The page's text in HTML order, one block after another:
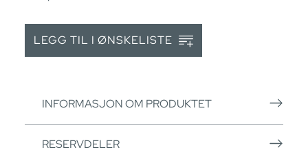
LEGG TIL I ØNSKELISTE
INFORMASJON OM PRODUKTET
RESERVDELER